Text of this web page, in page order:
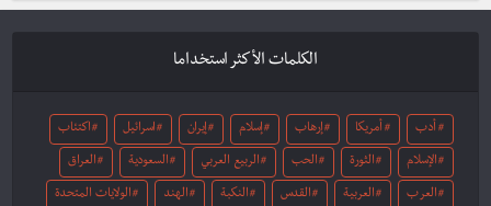
الكلمات الأكثر استخداما
أدب أمريكا إرهاب إسلام إيران اسرائيل اكتئاب
الإسلام الثورة الحب الربيع العربي السعودية العراق
العرب العربية القدس النكبة الهند الولايات المتحدة